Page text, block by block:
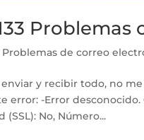
Problemas
Problemas de correo
y recibir todo, no
error: -Error
(SSL): No, Número...